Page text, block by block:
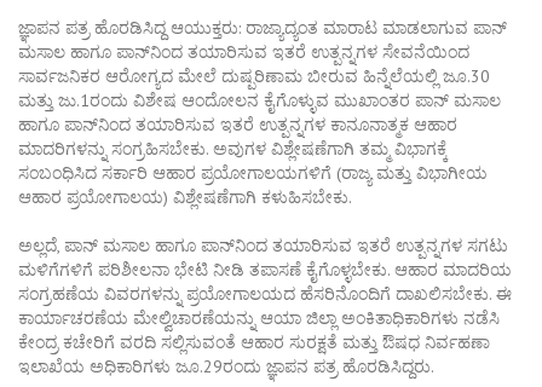
ಜ್ಞಾಪನ ಪತ್ರ ಹೊರಡಿಸಿದ್ದ ಆಯುಕ್ತರು: ರಾಜ್ಯಾದ್ಯಂತ ಮಾರಾಟ ಮಾಡಲಾಗುವ ಪಾನ್
ಮಸಾಲ ಹಾಗೂ ಪಾನ್‌ನಿಂದ ತಯಾರಿಸುವ ಇತರೆ ಉತ್ಪನ್ನಗಳ ಸೇವನೆಯಿಂದ
ಸಾರ್ವಜನಿಕರ ಆರೋಗ್ಯದ ಮೇಲೆ ದುಷ್ಪರಿಣಾಮ ಬೀರುವ ಹಿನ್ನೆಲೆಯಲ್ಲಿ ಜೂ.30
ಮತ್ತು ಜು.1ರಂದು ವಿಶೇಷ ಆಂದೋಲನ ಕೈಗೊಳ್ಳುವ ಮುಖಾಂತರ ಪಾನ್ ಮಸಾಲ
ಹಾಗೂ ಪಾನ್‌ನಿಂದ ತಯಾರಿಸುವ ಇತರೆ ಉತ್ಪನ್ನಗಳ ಕಾನೂನಾತ್ಮಕ ಆಹಾರ
ಮಾದರಿಗಳನ್ನು ಸಂಗ್ರಹಿಸಬೇಕು. ಅವುಗಳ ವಿಶ್ಲೇಷಣೆಗಾಗಿ ತಮ್ಮ ವಿಭಾಗಕ್ಕೆ
ಸಂಬಂಧಿಸಿದ ಸರ್ಕಾರಿ ಆಹಾರ ಪ್ರಯೋಗಾಲಯಗಳಿಗೆ (ರಾಜ್ಯ ಮತ್ತು ವಿಭಾಗೀಯ
ಆಹಾರ ಪ್ರಯೋಗಾಲಯ) ವಿಶ್ಲೇಷಣೆಗಾಗಿ ಕಳುಹಿಸಬೇಕು.
ಅಲ್ಲದೆ, ಪಾನ್ ಮಸಾಲ ಹಾಗೂ ಪಾನ್‌ನಿಂದ ತಯಾರಿಸುವ ಇತರೆ ಉತ್ಪನ್ನಗಳ ಸಗಟು
ಮಳಿಗೆಗಳಿಗೆ ಪರಿಶೀಲನಾ ಭೇಟಿ ನೀಡಿ ತಪಾಸಣೆ ಕೈಗೊಳ್ಳಬೇಕು. ಆಹಾರ ಮಾದರಿಯ
ಸಂಗ್ರಹಣೆಯ ವಿವರಗಳನ್ನು ಪ್ರಯೋಗಾಲಯದ ಹೆಸರಿನೊಂದಿಗೆ ದಾಖಲಿಸಬೇಕು. ಈ
ಕಾರ್ಯಾಚರಣೆಯ ಮೇಲ್ವಿಚಾರಣೆಯನ್ನು ಆಯಾ ಜಿಲ್ಲಾ ಅಂಕಿತಾಧಿಕಾರಿಗಳು ನಡೆಸಿ
ಕೇಂದ್ರ ಕಚೇರಿಗೆ ವರದಿ ಸಲ್ಲಿಸುವಂತೆ ಆಹಾರ ಸುರಕ್ಷತೆ ಮತ್ತು ಔಷಧ ನಿರ್ವಹಣಾ
ಇಲಾಖೆಯ ಅಧಿಕಾರಿಗಳು ಜೂ.29ರಂದು ಜ್ಞಾಪನ ಪತ್ರ ಹೊರಡಿಸಿದ್ದರು.